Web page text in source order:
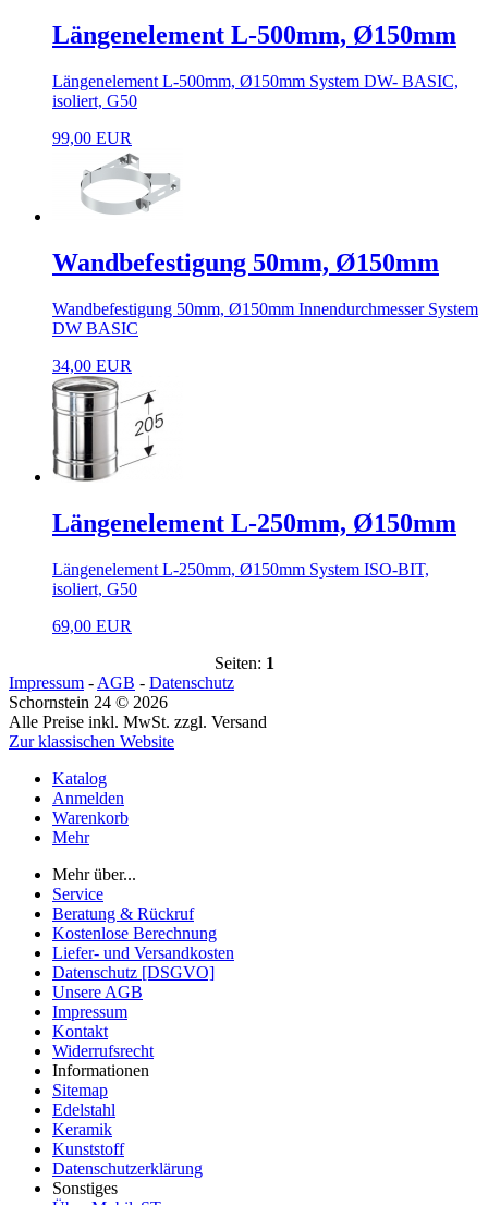
Längenelement L-500mm, Ø150mm
Längenelement L-500mm, Ø150mm System DW- BASIC,
isoliert, G50
99,00 EUR
Wandbefestigung 50mm, Ø150mm
Wandbefestigung 50mm, Ø150mm Innendurchmesser System
DW BASIC
34,00 EUR
Längenelement L-250mm, Ø150mm
Längenelement L-250mm, Ø150mm System ISO-BIT,
isoliert, G50
69,00 EUR
Seiten: 1
Impressum - AGB - Datenschutz
Schornstein 24 © 2026
Alle Preise inkl. MwSt. zzgl. Versand
Zur klassischen Website
Katalog
Anmelden
Warenkorb
Mehr
Mehr über...
Service
Beratung & Rückruf
Kostenlose Berechnung
Liefer- und Versandkosten
Datenschutz [DSGVO]
Unsere AGB
Impressum
Kontakt
Widerrufsrecht
Informationen
Sitemap
Edelstahl
Keramik
Kunststoff
Datenschutzerklärung
Sonstiges